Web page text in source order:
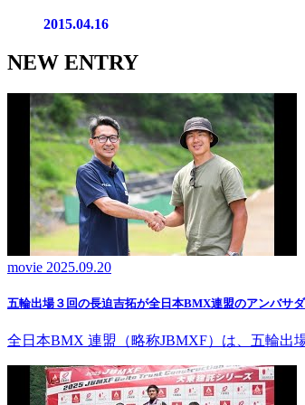
2015.04.16
NEW ENTRY
movie 2025.09.20
五輪出場３回の長迫吉拓が全日本BMX連盟のアンバサ
全日本BMX 連盟（略称JBMXF）は、五輪出